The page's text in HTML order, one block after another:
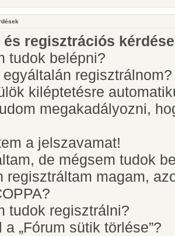
és regisztrációs
tudok belépni?
regisztrálnom?
kiléptetésre
megakadályozni,
a jelszavamat!
de mégsem tudok
regisztráltam magam,
tudok regisztrálni?
a „Fórum sütik törlése”?